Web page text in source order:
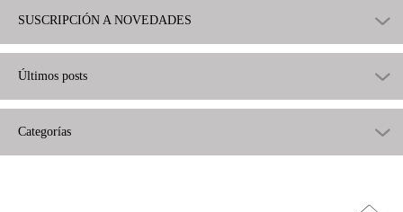
SUSCRIPCIÓN A NOVEDADES
Últimos posts
Categorías